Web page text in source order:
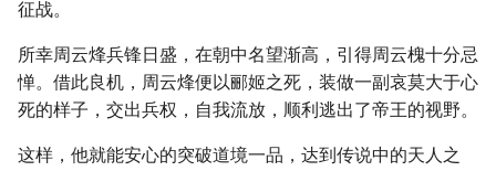
征战。
所幸周云烽兵锋日盛，在朝中名望渐高，引得周云槐十分忌
惮。借此良机，周云烽便以郦姬之死，装做一副哀莫大于心
死的样子，交出兵权，自我流放，顺利逃出了帝王的视野。
这样，他就能安心的突破道境一品，达到传说中的天人之